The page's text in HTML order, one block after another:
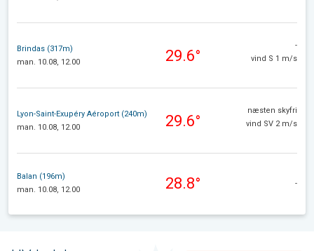
Brindas (317m)
man. 10.08, 12.00
29.6°
-
vind S 1 m/s
Lyon-Saint-Exupéry Aéroport (240m)
man. 10.08, 12.00
29.6°
næsten skyfri
vind SV 2 m/s
Balan (196m)
man. 10.08, 12.00
28.8° -